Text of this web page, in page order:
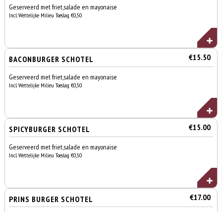
Geserveerd met friet,salade en mayonaise
Incl. Wettelijke Milieu Toeslag €0,50
BACONBURGER SCHOTEL €15.50
Geserveerd met friet,salade en mayonaise
Incl. Wettelijke Milieu Toeslag €0,50
SPICYBURGER SCHOTEL €15.00
Geserveerd met friet,salade en mayonaise
Incl. Wettelijke Milieu Toeslag €0,50
PRINS BURGER SCHOTEL €17.00